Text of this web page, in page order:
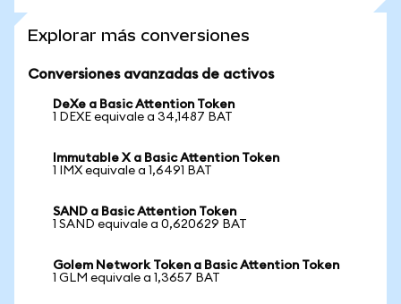
Explorar más conversiones
Conversiones avanzadas de activos
DeXe a Basic Attention Token
1 DEXE equivale a 34,1487 BAT
Immutable X a Basic Attention Token
1 IMX equivale a 1,6491 BAT
SAND a Basic Attention Token
1 SAND equivale a 0,620629 BAT
Golem Network Token a Basic Attention Token
1 GLM equivale a 1,3657 BAT